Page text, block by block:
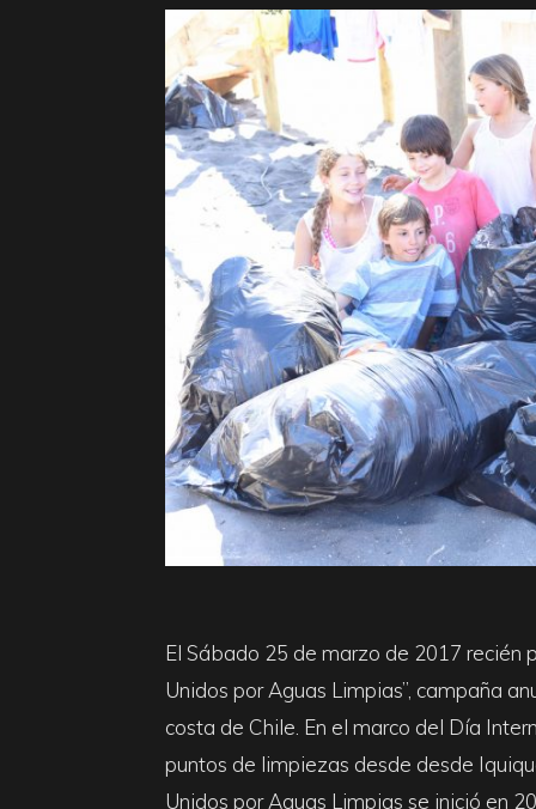
Surf
Report
El Sábado 25 de marzo de 2017 recién
Unidos por Aguas Limpias”, campaña
costa de Chile. En el marco del Día
puntos de limpiezas desde desde
Unidos por Aguas Limpias se inició en